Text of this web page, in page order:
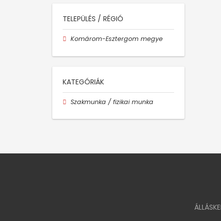
TELEPÜLÉS / RÉGIÓ
Komárom-Esztergom megye
KATEGÓRIÁK
Szakmunka / fizikai munka